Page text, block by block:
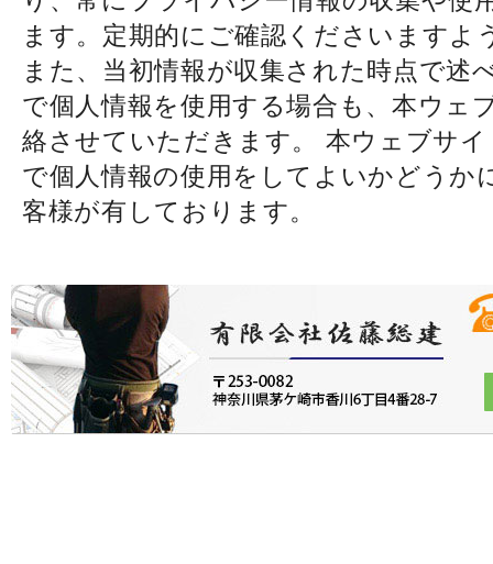
ます。定期的にご確認くださいますよ
また、当初情報が収集された時点で述
で個人情報を使用する場合も、本ウェ
絡させていただきます。 本ウェブサ
で個人情報の使用をしてよいかどうか
客様が有しております。